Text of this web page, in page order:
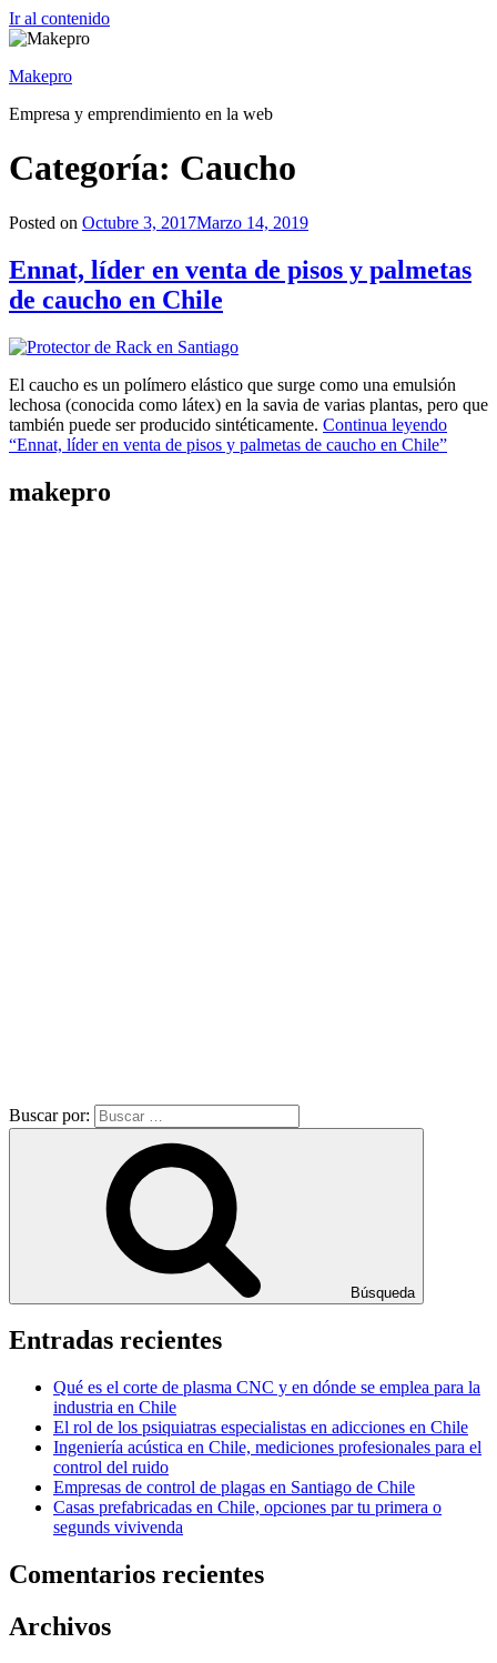
Ir al contenido
Makepro
Empresa y emprendimiento en la web
Categoría: Caucho
Posted on Octubre 3, 2017Marzo 14, 2019
Ennat, líder en venta de pisos y palmetas
de caucho en Chile
El caucho es un polímero elástico que surge como una emulsión
lechosa (conocida como látex) en la savia de varias plantas, pero que
también puede ser producido sintéticamente. Continua leyendo
“Ennat, líder en venta de pisos y palmetas de caucho en Chile”
makepro
Buscar por:
Búsqueda
Entradas recientes
Qué es el corte de plasma CNC y en dónde se emplea para la
industria en Chile
El rol de los psiquiatras especialistas en adicciones en Chile
Ingeniería acústica en Chile, mediciones profesionales para el
control del ruido
Empresas de control de plagas en Santiago de Chile
Casas prefabricadas en Chile, opciones par tu primera o
segunds vivivenda
Comentarios recientes
Archivos